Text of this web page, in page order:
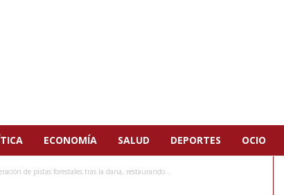
ECONOMÍA SALUD DEPORTES OCIO
de pistas forestales tras la dana, restaurando...